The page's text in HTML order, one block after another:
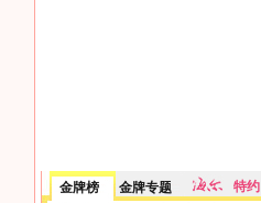
金牌榜 金牌专题 特约